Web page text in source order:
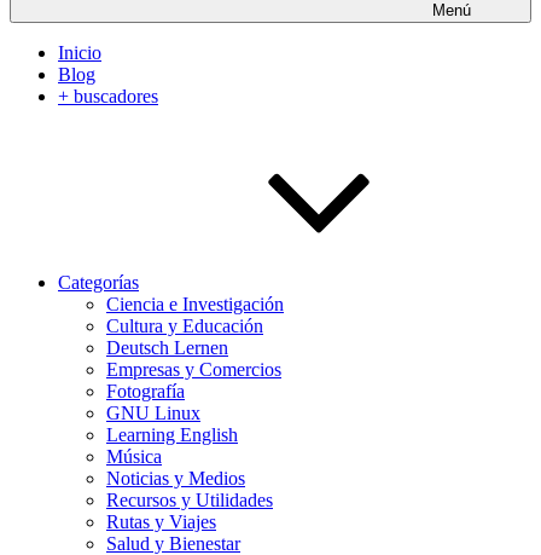
Menú
Inicio
Blog
+ buscadores
Categorías
Ciencia e Investigación
Cultura y Educación
Deutsch Lernen
Empresas y Comercios
Fotografía
GNU Linux
Learning English
Música
Noticias y Medios
Recursos y Utilidades
Rutas y Viajes
Salud y Bienestar